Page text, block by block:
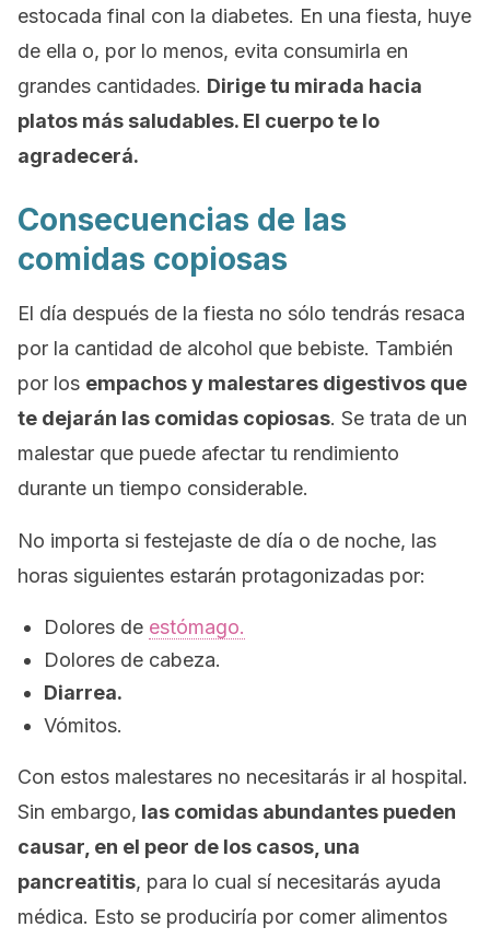
estocada final con la diabetes. En una fiesta, huye
de ella o, por lo menos, evita consumirla en
grandes cantidades. Dirige tu mirada hacia
platos más saludables. El cuerpo te lo
agradecerá.
Consecuencias de las
comidas copiosas
El día después de la fiesta no sólo tendrás resaca
por la cantidad de alcohol que bebiste. También
por los empachos y malestares digestivos que
te dejarán las comidas copiosas. Se trata de un
malestar que puede afectar tu rendimiento
durante un tiempo considerable.
No importa si festejaste de día o de noche, las
horas siguientes estarán protagonizadas por:
Dolores de estómago.
Dolores de cabeza.
Diarrea.
Vómitos.
Con estos malestares no necesitarás ir al hospital.
Sin embargo, las comidas abundantes pueden
causar, en el peor de los casos, una
pancreatitis, para lo cual sí necesitarás ayuda
médica. Esto se produciría por comer alimentos